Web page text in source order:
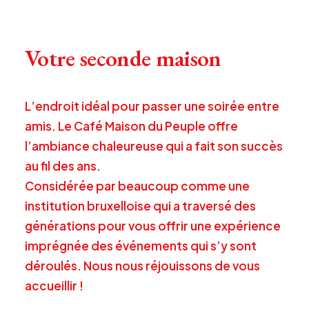
Votre seconde maison
L’endroit idéal pour passer une soirée entre
amis. Le Café Maison du Peuple offre
l’ambiance chaleureuse qui a fait son succès
au fil des ans.
Considérée par beaucoup comme une
institution bruxelloise qui a traversé des
générations pour vous offrir une expérience
imprégnée des événements qui s’y sont
déroulés. Nous nous réjouissons de vous
accueillir !